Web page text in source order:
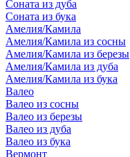
Соната из дуба
Соната из бука
Амелия/Камила
Амелия/Камила из сосны
Амелия/Камила из березы
Амелия/Камила из дуба
Амелия/Камила из бука
Валео
Валео из сосны
Валео из березы
Валео из дуба
Валео из бука
Вермонт